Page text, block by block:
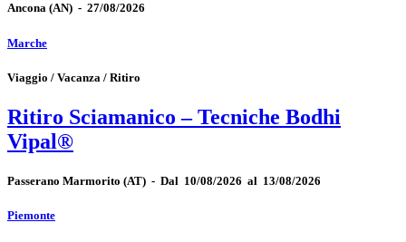
Ancona (AN) - 27/08/2026
Marche
Viaggio / Vacanza / Ritiro
Ritiro Sciamanico – Tecniche Bodhi
Vipal®
Passerano Marmorito (AT) - Dal 10/08/2026 al 13/08/2026
Piemonte